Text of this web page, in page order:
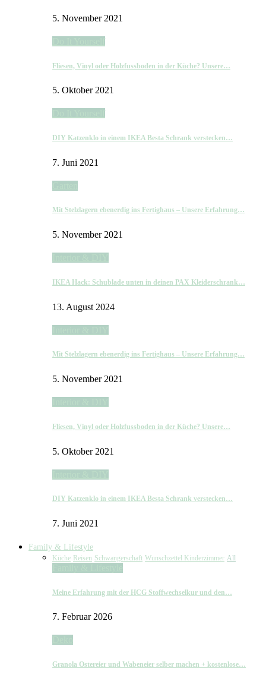
5. November 2021
Fliesen, Vinyl oder Holzfussboden in der Küche? Unsere…
5. Oktober 2021
DIY Katzenklo in einem IKEA Besta Schrank verstecken…
7. Juni 2021
Mit Stelzlagern ebenerdig ins Fertighaus – Unsere Erfahrung…
5. November 2021
IKEA Hack: Schublade unten in deinen PAX Kleiderschrank…
13. August 2024
Mit Stelzlagern ebenerdig ins Fertighaus – Unsere Erfahrung…
5. November 2021
Fliesen, Vinyl oder Holzfussboden in der Küche? Unsere…
5. Oktober 2021
DIY Katzenklo in einem IKEA Besta Schrank verstecken…
7. Juni 2021
Family & Lifestyle
Küche Reisen Schwangerschaft Wunschzettel Kinderzimmer All
Meine Erfahrung mit der HCG Stoffwechselkur und den…
7. Februar 2026
Granola Ostereier und Wabeneier selber machen + kostenlose…